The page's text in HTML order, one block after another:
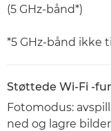
(5 GHz-bånd*)
*5 GHz-bånd ikke
Støttede Wi-Fi -
Fotomodus:
ned og lagre